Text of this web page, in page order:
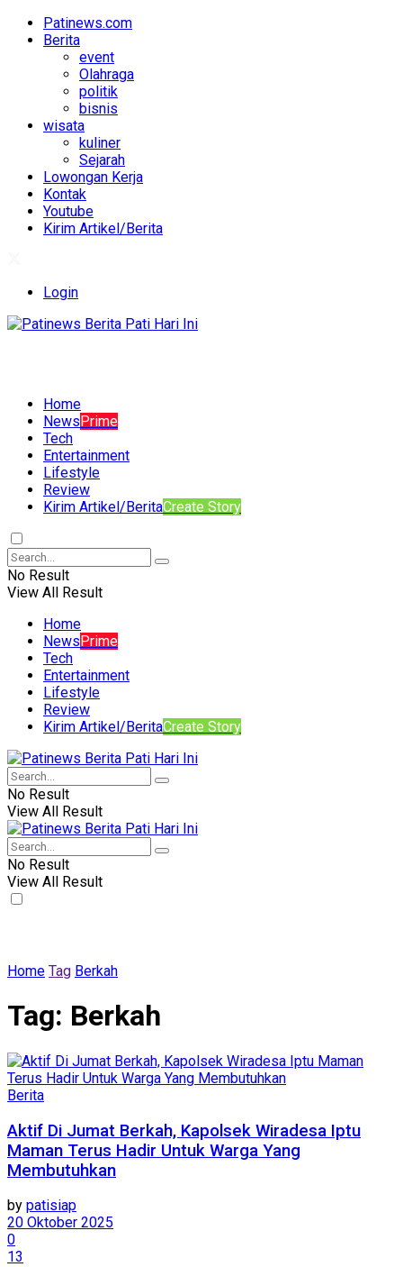
Patinews.com
Berita
event
Olahraga
politik
bisnis
wisata
kuliner
Sejarah
Lowongan Kerja
Kontak
Youtube
Kirim Artikel/Berita
Login
Home
NewsPrime
Tech
Entertainment
Lifestyle
Review
Kirim Artikel/BeritaCreate Story
No Result
View All Result
Home
NewsPrime
Tech
Entertainment
Lifestyle
Review
Kirim Artikel/BeritaCreate Story
No Result
View All Result
No Result
View All Result
Home Tag Berkah
Tag: Berkah
Berita
Aktif Di Jumat Berkah, Kapolsek Wiradesa Iptu
Maman Terus Hadir Untuk Warga Yang
Membutuhkan
by patisiap
20 Oktober 2025
0
13